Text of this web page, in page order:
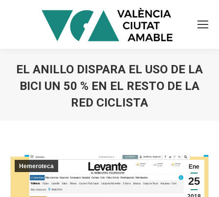
EL ANILLO DISPARA EL USO DE LA
BICI UN 50 % EN EL RESTO DE LA
RED CICLISTA
Ene
25
Hemeroteca